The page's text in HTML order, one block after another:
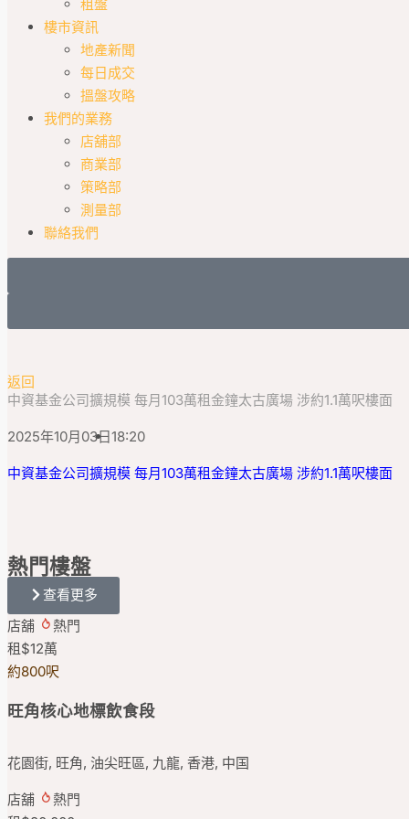
租盤
樓市資訊
地產新聞
每日成交
搵盤攻略
我們的業務
店舖部
商業部
策略部
測量部
聯絡我們
返回
中資基金公司擴規模 每月103萬租金鐘太古廣場 涉約1.1萬呎樓面
2025年10月03日18:20
中資基金公司擴規模 每月103萬租金鐘太古廣場 涉約1.1萬呎樓面
熱門樓盤
查看更多
店舖
熱門
租$12萬
約800呎
旺角核心地標飲食段
花園街, 旺角, 油尖旺區, 九龍, 香港, 中国
店舖
熱門